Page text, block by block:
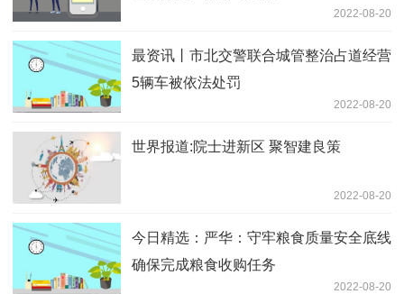
2022-08-20
最资讯丨市北交警联合城管整治占道经营
5辆车被依法处罚
2022-08-20
世界报道:院士进新区 聚智建良策
2022-08-20
今日精选：严华：守牢粮食质量安全底线
确保完成粮食收购任务
2022-08-20